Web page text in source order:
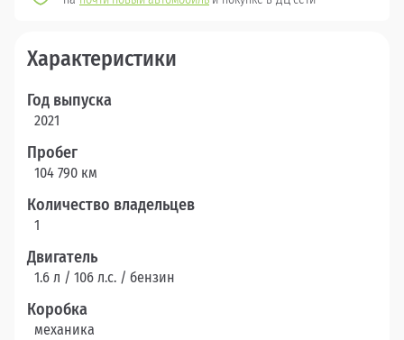
Характеристики
Год выпуска
2021
Пробег
104 790 км
Количество владельцев
1
Двигатель
1.6 л / 106 л.c. / бензин
Коробка
механика